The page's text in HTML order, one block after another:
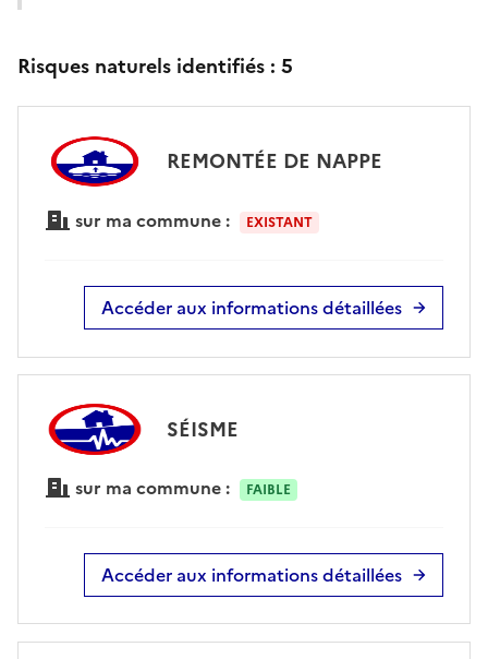
Risques naturels identifiés : 5
REMONTÉE DE NAPPE
sur ma commune : EXISTANT
Accéder aux informations détaillées
SÉISME
sur ma commune : FAIBLE
Accéder aux informations détaillées